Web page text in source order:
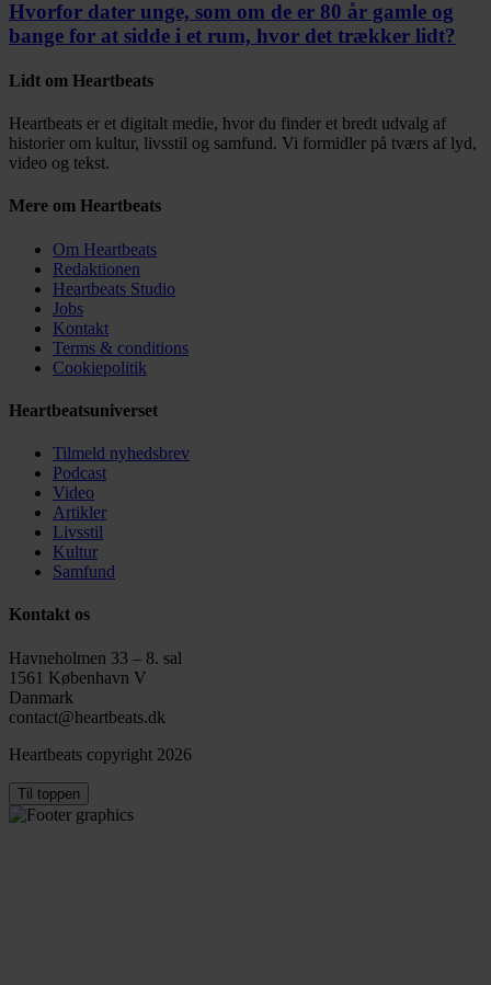
Hvorfor dater unge, som om de er 80 år gamle og
bange for at sidde i et rum, hvor det trækker lidt?
Lidt om Heartbeats
Heartbeats er et digitalt medie, hvor du finder et bredt udvalg af
historier om kultur, livsstil og samfund. Vi formidler på tværs af lyd,
video og tekst.
Mere om Heartbeats
Om Heartbeats
Redaktionen
Heartbeats Studio
Jobs
Kontakt
Terms & conditions
Cookiepolitik
Heartbeatsuniverset
Tilmeld nyhedsbrev
Podcast
Video
Artikler
Livsstil
Kultur
Samfund
Kontakt os
Havneholmen 33 – 8. sal
1561 København V
Danmark
contact@heartbeats.dk
Heartbeats copyright 2026
Til toppen